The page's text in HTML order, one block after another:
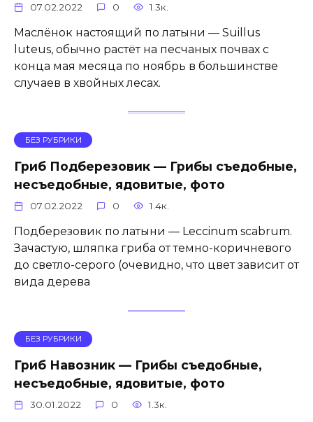
07.02.2022 0 1.3к.
Маслёнок настоящий по латыни — Suillus
luteus, обычно растёт на песчаных почвах с
конца мая месяца по ноябрь в большинстве
случаев в хвойных лесах.
БЕЗ РУБРИКИ
Гриб Подберезовик — Грибы съедобные,
несъедобные, ядовитые, фото
07.02.2022 0 1.4к.
Подберезовик по латыни — Leccinum scabrum.
Зачастую, шляпка гриба от темно-коричневого
до светло-серого (очевидно, что цвет зависит от
вида дерева
БЕЗ РУБРИКИ
Гриб Навозник — Грибы съедобные,
несъедобные, ядовитые, фото
30.01.2022 0 1.3к.